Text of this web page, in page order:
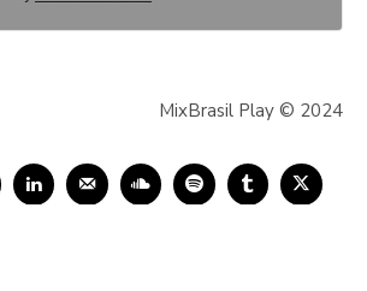
MixBrasil Play © 2024